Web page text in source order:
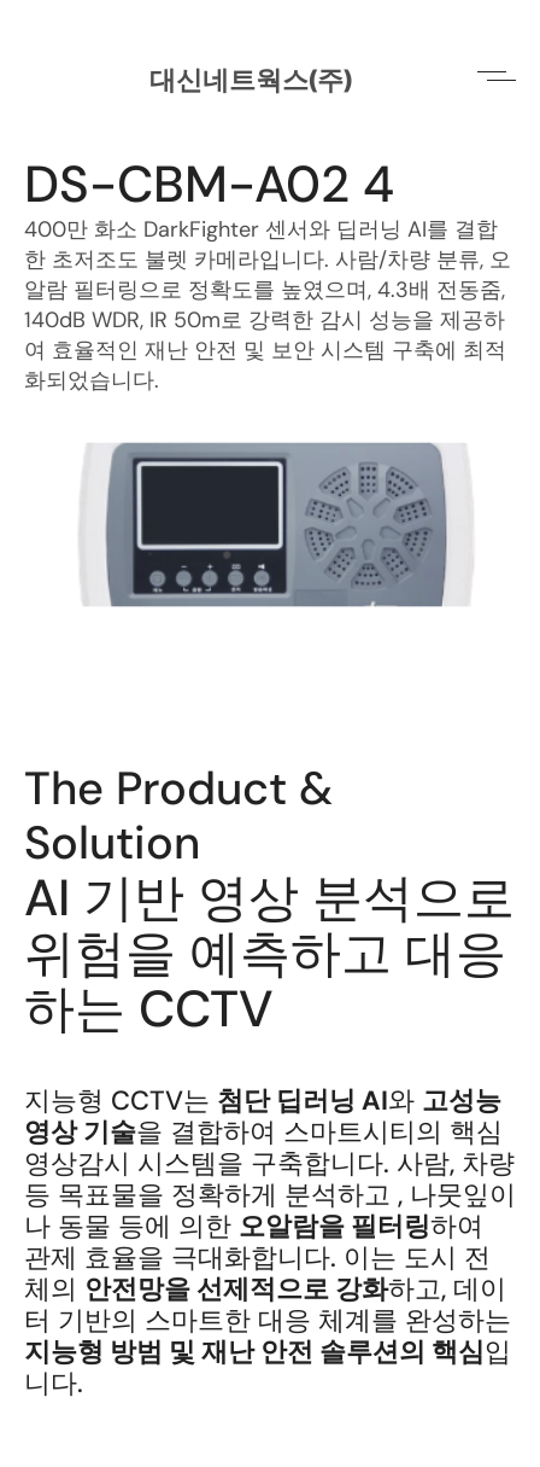
대신네트웍스(주)
DS-CBM-A02 4
400만 화소 DarkFighter 센서와 딥러닝 AI를 결합
한 초저조도 불렛 카메라입니다. 사람/차량 분류, 오
알람 필터링으로 정확도를 높였으며, 4.3배 전동줌,
140dB WDR, IR 50m로 강력한 감시 성능을 제공하
여 효율적인 재난 안전 및 보안 시스템 구축에 최적
화되었습니다.
The Product &
Solution
AI 기반 영상 분석으로
위험을 예측하고 대응
하는 CCTV
지능형 CCTV는 첨단 딥러닝 AI와 고성능
영상 기술을 결합하여 스마트시티의 핵심
영상감시 시스템을 구축합니다. 사람, 차량
등 목표물을 정확하게 분석하고 , 나뭇잎이
나 동물 등에 의한 오알람을 필터링하여
관제 효율을 극대화합니다. 이는 도시 전
체의 안전망을 선제적으로 강화하고, 데이
지능형 방범 및 재난 안전 솔루션의 핵심입
니다.